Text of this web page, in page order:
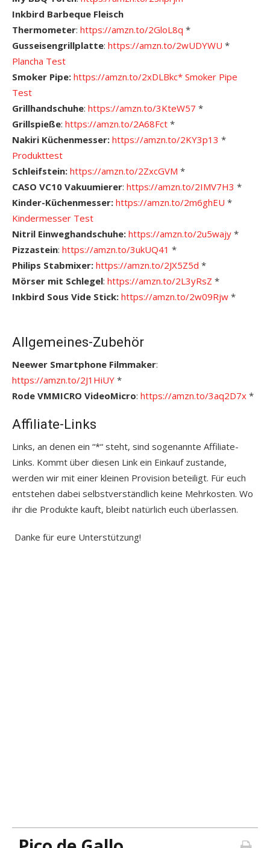
Inkbird Barbeque Fleisch
Thermometer: https://amzn.to/2GloL8q *
Gusseisengrillplatte: https://amzn.to/2wUDYWU *
Plancha Test
Smoker Pipe: https://amzn.to/2xDLBkc* Smoker Pipe
Test
Grillhandschuhe: https://amzn.to/3KteW57 *
Grillspieße: https://amzn.to/2A68Fct *
Nakiri Küchenmesser: https://amzn.to/2KY3p13 *
Produkttest
Schleifstein: https://amzn.to/2ZxcGVM *
CASO VC10 Vakuumierer: https://amzn.to/2IMV7H3 *
Kinder-Küchenmesser: https://amzn.to/2m6ghEU *
Kindermesser Test
Nitril Einweghandschuhe: https://amzn.to/2u5wajy *
Pizzastein: https://amzn.to/3ukUQ41 *
Philips Stabmixer: https://amzn.to/2JX5Z5d *
Mörser mit Schlegel: https://amzn.to/2L3yRsZ *
Inkbird Sous Vide Stick: https://amzn.to/2w09Rjw *
Allgemeines-Zubehör
Neewer Smartphone Filmmaker:
https://amzn.to/2J1HiUY *
Rode VMMICRO VideoMicro: https://amzn.to/3aq2D7x *
Affiliate-Links
Links, an denen ein “*“ steht, sind sogenannte Affiliate-
Links. Kommt über diesen Link ein Einkauf zustande,
werden wir mit einer kleinen Provision beteiligt. Für euch
entstehen dabei selbstverständlich keine Mehrkosten. Wo
ihr die Produkte kauft, bleibt natürlich euch überlassen.
Danke für eure Unterstützung!